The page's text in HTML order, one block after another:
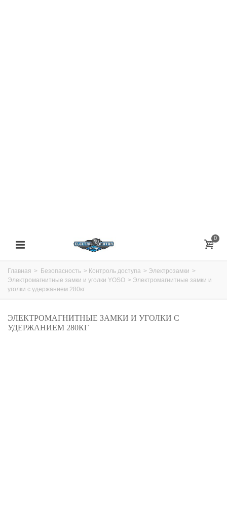
0
Главная > Безопасность > Контроль доступа > Электрозамки >
Электромагнитные замки и уголки YOSO > Электромагнитные замки и
уголки с удержанием 280кг
ЭЛЕКТРОМАГНИТНЫЕ ЗАМКИ И УГОЛКИ С
УДЕРЖАНИЕМ 280КГ